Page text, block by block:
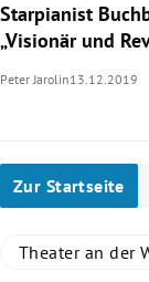
Starpianist
„Visionär und
Peter Jarolin13.12.2019
Zur Startseite
Theater an der